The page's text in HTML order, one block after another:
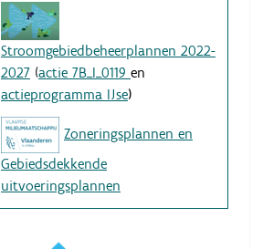
Stroomgebiedbeheerplannen 2022-
2027 (actie 7B_I_0119 en
actieprogramma IJse)
Zoneringsplannen en
Gebiedsdekkende
uitvoeringsplannen